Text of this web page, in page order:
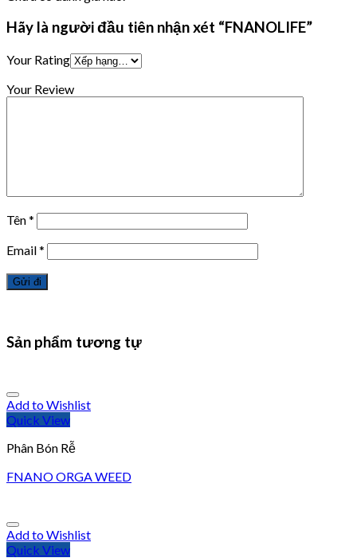
Hãy là người đầu tiên nhận xét “FNANOLIFE”
Your Rating
Your Review
Tên*
Email*
Sản phẩm tương tự
Add to Wishlist
Quick View
Phân Bón Rễ
FNANO ORGA WEED
Add to Wishlist
Quick View